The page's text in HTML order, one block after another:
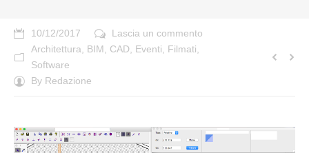
10/12/2017
Lascia un commento
Architettura
BIM CAD Eventi Filmati
Software
By Redazione